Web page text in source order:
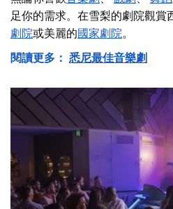
足你的需求。在雪梨的劇院觀賞
劇院或美麗的國家劇院。
閱讀更多： 悉尼最佳音樂劇